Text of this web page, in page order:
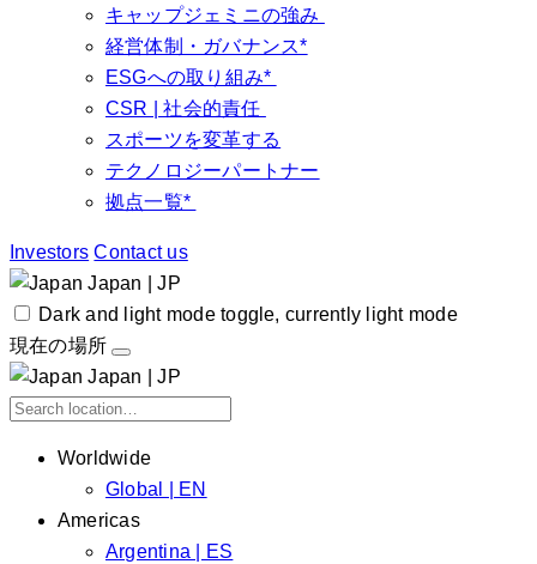
キャップジェミニの強み
経営体制・ガバナンス*
ESGへの取り組み*
CSR | 社会的責任
スポーツを変革する
テクノロジーパートナー
拠点一覧*
Investors Contact us
Japan | JP
Dark and light mode toggle, currently light mode
現在の場所
Japan | JP
Worldwide
Global | EN
Americas
Argentina | ES